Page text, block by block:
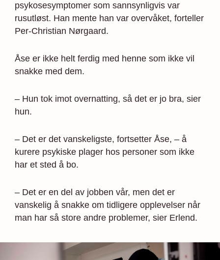
psykosesymptomer som sannsynligvis var
rusutløst. Han mente han var overvåket, forteller
Per-Christian Nørgaard.
Åse er ikke helt ferdig med henne som ikke vil
snakke med dem.
– Hun tok imot overnatting, så det er jo bra, sier
hun.
– Det er det vanskeligste, fortsetter Åse, – å
kurere psykiske plager hos personer som ikke
har et sted å bo.
– Det er en del av jobben vår, men det er
vanskelig å snakke om tidligere opplevelser når
man har så store andre problemer, sier Erlend.